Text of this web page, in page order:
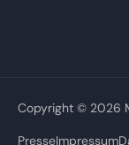
Copyright © 2026
PresseImpressum